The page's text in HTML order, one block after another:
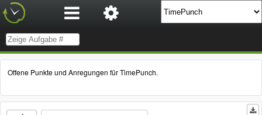
Offene Punkte und Anregungen für TimePunch.